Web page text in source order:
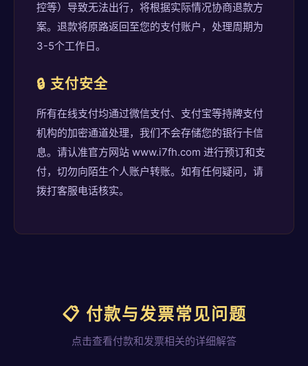
控等）导致无法出行，将根据实际情况协商退款方
案。退款将原路返回至您的支付账户，处理周期为
3-5个工作日。
🔒 支付安全
所有在线支付均通过微信支付、支付宝等持牌支付
机构的加密通道处理，我们不会存储您的银行卡信
息。请认准官方网站 www.i7fh.com 进行预订和支
付，切勿向陌生个人账户转账。如有任何疑问，请
拨打客服电话核实。
📋 付款与发票常见问题
点击查看付款和发票相关的详细解答